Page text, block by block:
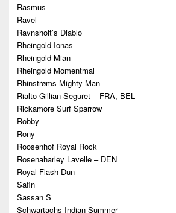
Rasmus
Ravel
Ravnsholt’s Diablo
Rheingold Ionas
Rheingold Mian
Rheingold Momentmal
Rhinstrøms Mighty Man
Rialto Gillian Seguret – FRA, BEL
Rickamore Surf Sparrow
Robby
Rony
Roosenhof Royal Rock
Rosenaharley Lavelle – DEN
Royal Flash Dun
Safin
Sassan S
Schwartachs Indian Summer